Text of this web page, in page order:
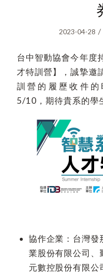
2023-04-28 /
台中智動協會今年度
才特訓營】，誠摯邀
訓營的履歷收件
5/10，期待貴系的學
協作企業：台灣發
業股份有限公司、
元數控股份有限公